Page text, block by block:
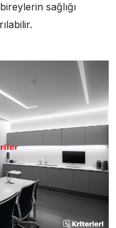
sağlığı